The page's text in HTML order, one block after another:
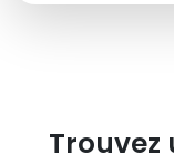
Trouvez